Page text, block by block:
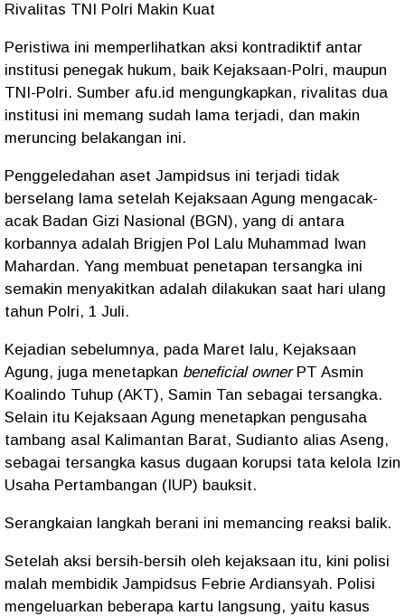
Rivalitas TNI Polri Makin Kuat
Peristiwa ini memperlihatkan aksi kontradiktif antar
institusi penegak hukum, baik Kejaksaan-Polri, maupun
TNI-Polri. Sumber afu.id mengungkapkan, rivalitas dua
institusi ini memang sudah lama terjadi, dan makin
meruncing belakangan ini.
Penggeledahan aset Jampidsus ini terjadi tidak
berselang lama setelah Kejaksaan Agung mengacak-
acak Badan Gizi Nasional (BGN), yang di antara
korbannya adalah Brigjen Pol Lalu Muhammad Iwan
Mahardan. Yang membuat penetapan tersangka ini
semakin menyakitkan adalah dilakukan saat hari ulang
tahun Polri, 1 Juli.
Kejadian sebelumnya, pada Maret lalu, Kejaksaan
Agung, juga menetapkan beneficial ownerPT Asmin
Koalindo Tuhup (AKT), Samin Tan sebagai tersangka.
Selain itu Kejaksaan Agung menetapkan pengusaha
tambang asal Kalimantan Barat, Sudianto alias Aseng,
sebagai tersangka kasus dugaan korupsi tata kelola Izin
Usaha Pertambangan (IUP) bauksit.
Serangkaian langkah berani ini memancing reaksi balik.
Setelah aksi bersih-bersih oleh kejaksaan itu, kini polisi
malah membidik Jampidsus Febrie Ardiansyah. Polisi
mengeluarkan beberapa kartu langsung, yaitu kasus